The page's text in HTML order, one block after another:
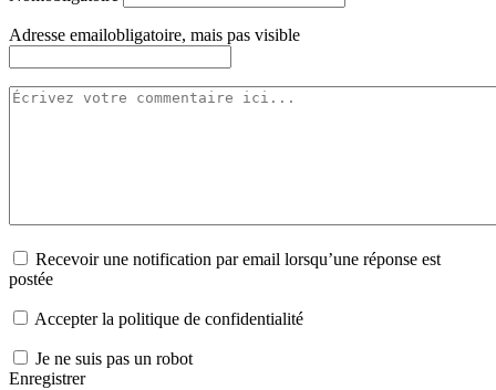
Adresse emailobligatoire, mais pas visible
Recevoir une notification par email lorsqu’une réponse est
postée
Accepter la politique de confidentialité
Je ne suis pas un robot
Enregistrer